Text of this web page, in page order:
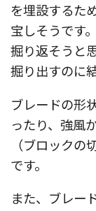
を埋設するた
宝しそうです
掘り返そうと
掘り出すのに
ブレードの形
ったり、強風
（ブロック
です。
また、ブレー